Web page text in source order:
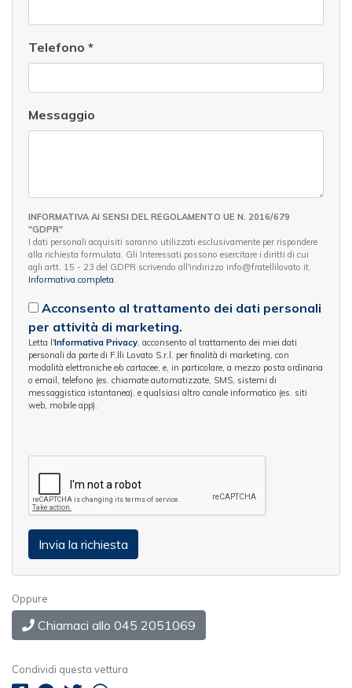
Telefono *
Messaggio
INFORMATIVA AI SENSI DEL REGOLAMENTO UE N. 2016/679
"GDPR"
I dati personali acquisiti saranno utilizzati esclusivamente per rispondere
alla richiesta formulata. Gli Interessati possono esercitare i diritti di cui
agli artt. 15 - 23 del GDPR scrivendo all'indirizzo info@fratellilovato.it.
Informativa completa
Acconsento al trattamento dei dati personali
per attività di marketing.
Letta l'Informativa Privacy , acconsento al trattamento dei miei dati
personali da parte di F.lli Lovato S.r.l. per finalità di marketing, con
modalità elettroniche e/o cartacee, e, in particolare, a mezzo posta ordinaria
o email, telefono (es. chiamate automatizzate, SMS, sistemi di
messaggistica istantanea), e qualsiasi altro canale informatico (es. siti
web, mobile app).
Oppure
Chiamaci allo 045 2051069
Condividi questa vettura